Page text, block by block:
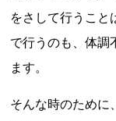
をさして行うこと
で行うのも、体調
ます。
そんな時のために